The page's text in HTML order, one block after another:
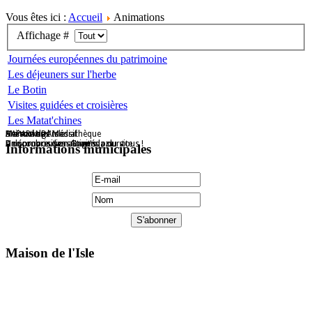
Vous êtes ici : Accueil
Animations
Affichage #
Journées européennes du patrimoine
Les déjeuners sur l'herbe
Le Botin
Visites guidées et croisières
Les Matat'chines
Maison de l'Isle
De nombreuses activités pour tous !
Destockage Massif
Une proposition Grap's
Animations médiathèque
A découvrir dans l'agenda du site
HAPARANDA
Une proposition Auvers Jazz
Informations municipales
Maison de l'Isle